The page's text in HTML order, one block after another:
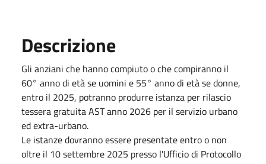
Descrizione
Gli anziani che hanno compiuto o che compiranno il
60° anno di età se uomini e 55° anno di età se donne,
entro il 2025, potranno produrre istanza per rilascio
tessera gratuita AST anno 2026 per il servizio urbano
ed extra-urbano.
Le istanze dovranno essere presentate entro o non
oltre il 10 settembre 2025 presso l'Ufficio di Protocollo